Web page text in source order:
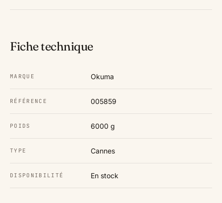
Fiche technique
MARQUE Okuma
RÉFÉRENCE 005859
POIDS 6000 g
TYPE Cannes
DISPONIBILITÉ En stock